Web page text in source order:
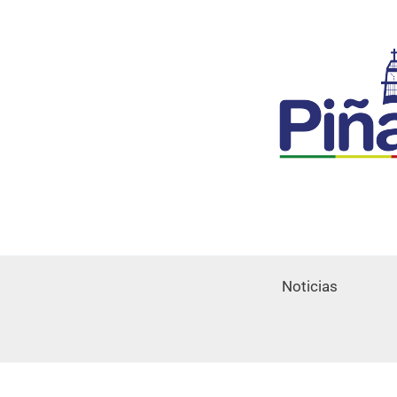
Noticias